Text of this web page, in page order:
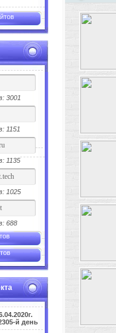
3001
1151
1135
1025
688
й день